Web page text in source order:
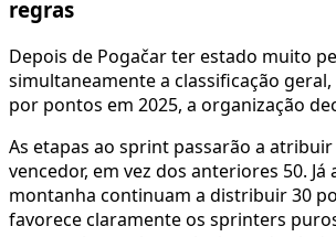
regras
Depois de Pogačar ter estado muito
simultaneamente a classificação
por pontos em 2025, a organização
As etapas ao sprint passarão a
vencedor, em vez dos anteriores 50. Já
montanha continuam a distribuir 30
favorece claramente os sprinters